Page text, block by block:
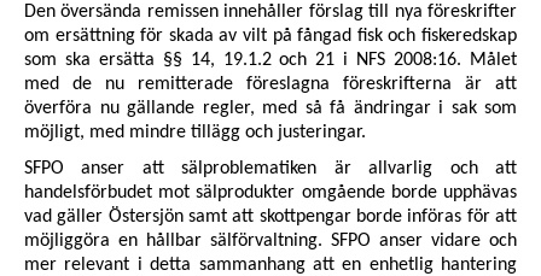
Den översända remissen innehåller förslag till nya föreskrifter
om ersättning för skada av vilt på fångad fisk och fiskeredskap
som ska ersätta §§ 14, 19.1.2 och 21 i NFS 2008:16. Målet
med de nu remitterade föreslagna föreskrifterna är att
överföra nu gällande regler, med så få ändringar i sak som
möjligt, med mindre tillägg och justeringar.
SFPO anser att sälproblematiken är allvarlig och att
handelsförbudet mot sälprodukter omgående borde upphävas
vad gäller Östersjön samt att skottpengar borde införas för att
möjliggöra en hållbar sälförvaltning. SFPO anser vidare och
mer relevant i detta sammanhang att en enhetlig hantering